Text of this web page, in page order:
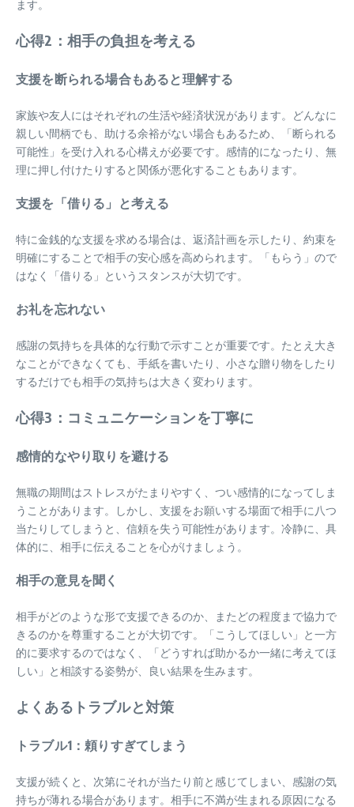
ます。
心得2：相手の負担を考える
支援を断られる場合もあると理解する
家族や友人にはそれぞれの生活や経済状況があります。どんなに
親しい間柄でも、助ける余裕がない場合もあるため、「断られる
可能性」を受け入れる心構えが必要です。感情的になったり、無
理に押し付けたりすると関係が悪化することもあります。
支援を「借りる」と考える
特に金銭的な支援を求める場合は、返済計画を示したり、約束を
明確にすることで相手の安心感を高められます。「もらう」ので
はなく「借りる」というスタンスが大切です。
お礼を忘れない
感謝の気持ちを具体的な行動で示すことが重要です。たとえ大き
なことができなくても、手紙を書いたり、小さな贈り物をしたり
するだけでも相手の気持ちは大きく変わります。
心得3：コミュニケーションを丁寧に
感情的なやり取りを避ける
無職の期間はストレスがたまりやすく、つい感情的になってしま
うことがあります。しかし、支援をお願いする場面で相手に八つ
当たりしてしまうと、信頼を失う可能性があります。冷静に、具
体的に、相手に伝えることを心がけましょう。
相手の意見を聞く
相手がどのような形で支援できるのか、またどの程度まで協力で
きるのかを尊重することが大切です。「こうしてほしい」と一方
的に要求するのではなく、「どうすれば助かるか一緒に考えてほ
しい」と相談する姿勢が、良い結果を生みます。
よくあるトラブルと対策
トラブル1：頼りすぎてしまう
支援が続くと、次第にそれが当たり前と感じてしまい、感謝の気
持ちが薄れる場合があります。相手に不満が生まれる原因になる